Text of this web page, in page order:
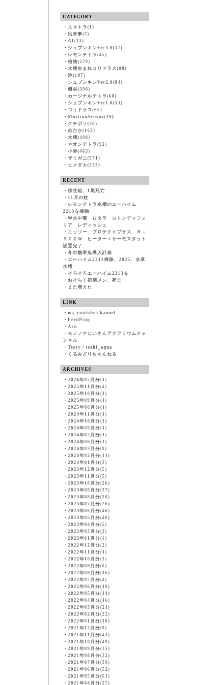
CATEGORY
・ スマトラ(1)
・ 出来事(3)
・ AI(11)
・ シュブンキンVer3.0(37)
・ レモンテトラ(45)
・ 植物(270)
・ 水槽生まれコリドラス(88)
・ 池(107)
・ シュブンキンVer2.0(84)
・ 機材(390)
・ カージナルテトラ(68)
・ シュブンキンVer1.0(53)
・ コリドラス(65)
・ MortionSensor(19)
・ クチボソ(20)
・ めだか(163)
・ 水槽(490)
・ ネオンテトラ(92)
・ 小赤(463)
・ ザリガニ(571)
・ ヒメダカ(223)
RECENT
・ 移住組、1尾死亡
・ 11月の蚊
・ レモンテトラ水槽のエーハイム
2213を掃除
・ 半水中葉 ロタラ ロトンディフォ
リア レディッシュ
・ ニッソー プロテクトプラス Ｒ－
３００Ｗ ヒーター＋サーモスタット
設置完了
・ 冬の熱帯魚導入計画
・ エーハイム2213掃除、2025、水草
水槽
・ そろそろエーハイム2213を
・ おそらく初期メン、死亡
・ また増えた
LINK
・ my youtube channel
・ FeedPing
・ Asu
・ モノノケにいさんアクアリウムチャ
ンネル
・ Tessy / teshi_aqua
・ くるみどりちゃんねる
ARCHIVES
・ 2026年07月分(1)
・ 2025年11月分(4)
・ 2025年10月分(1)
・ 2025年09月分(1)
・ 2025年06月分(1)
・ 2024年11月分(1)
・ 2024年10月分(1)
・ 2024年09月分(1)
・ 2024年07月分(1)
・ 2024年06月分(1)
・ 2024年03月分(8)
・ 2024年02月分(11)
・ 2024年01月分(3)
・ 2023年12月分(5)
・ 2023年11月分(5)
・ 2023年10月分(26)
・ 2023年09月分(37)
・ 2023年08月分(30)
・ 2023年07月分(26)
・ 2023年06月分(46)
・ 2023年05月分(48)
・ 2023年04月分(5)
・ 2023年03月分(3)
・ 2023年01月分(4)
・ 2022年12月分(2)
・ 2022年11月分(1)
・ 2022年10月分(3)
・ 2022年09月分(8)
・ 2022年08月分(16)
・ 2022年07月分(4)
・ 2022年06月分(10)
・ 2022年05月分(11)
・ 2022年04月分(16)
・ 2022年03月分(21)
・ 2022年02月分(22)
・ 2022年01月分(10)
・ 2021年12月分(9)
・ 2021年11月分(43)
・ 2021年10月分(49)
・ 2021年09月分(25)
・ 2021年08月分(32)
・ 2021年07月分(39)
・ 2021年06月分(52)
・ 2021年05月分(63)
・ 2021年04月分(27)